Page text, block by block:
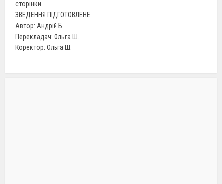
сторінки.
ЗВЕДЕННЯ ПІДГОТОВЛЕНЕ
Автор: Андрій Б.
Перекладач: Ольга Ш.
Коректор: Ольга Ш.